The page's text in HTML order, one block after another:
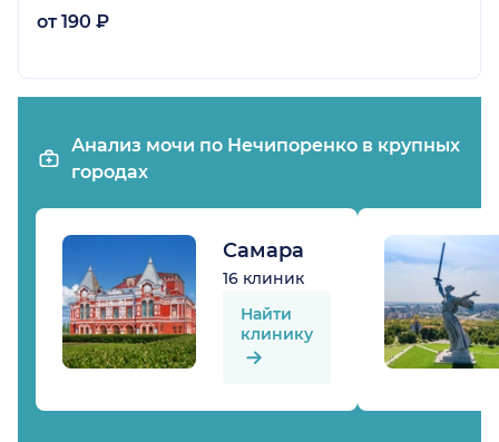
от 190 ₽
Анализ мочи по Нечипоренко в крупных
городах
Самара
16 клиник
Найти
клинику